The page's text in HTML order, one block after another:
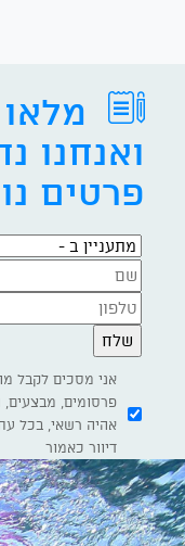
ואנחנו
פרטים
מתעניין ב -
פרסומים, מבצעים,
אהיה רשאי, בכל
דיוור כאמור